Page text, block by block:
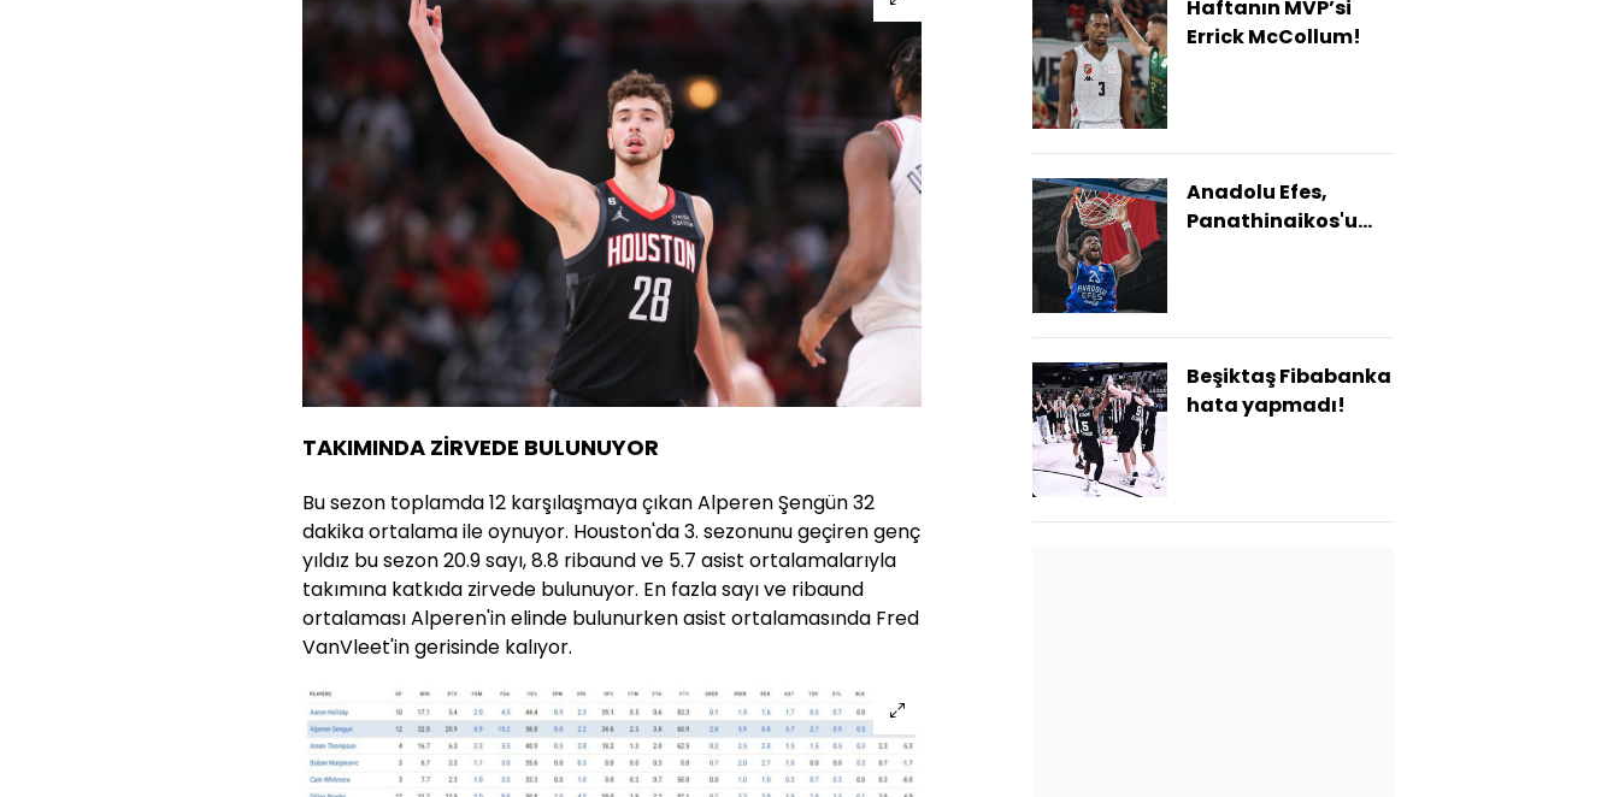
TAKIMINDA ZİRVEDE BULUNUYOR
Bu sezon toplamda 12 karşılaşmaya çıkan Alperen Şengün 32
dakika ortalama ile oynuyor. Houston'da 3. sezonunu geçiren genç
yıldız bu sezon 20.9 sayı, 8.8 ribaund ve 5.7 asist ortalamalarıyla
takımına katkıda zirvede bulunuyor. En fazla sayı ve ribaund
ortalaması Alperen'in elinde bulunurken asist ortalamasında Fred
VanVleet'in gerisinde kalıyor.
Haftanın MVP’si
Errick McCollum!
Anadolu Efes,
Panathinaikos'u
Beşiktaş Fibabanka
hata yapmadı!